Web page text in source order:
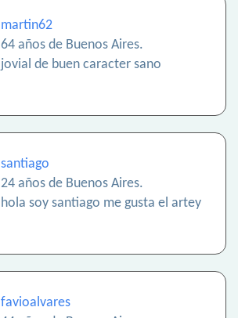
martin62
64 años de Buenos Aires.
jovial de buen caracter sano
santiago
24 años de Buenos Aires.
hola soy santiago me gusta el artey
favioalvares